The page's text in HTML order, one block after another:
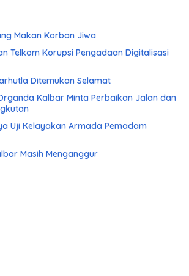
Makan Korban Jiwa
Telkom Korupsi Pengadaan Digitalisasi
Ditemukan Selamat
Kalbar Minta Perbaikan Jalan dan
Uji Kelayakan Armada Pemadam
Masih Menganggur